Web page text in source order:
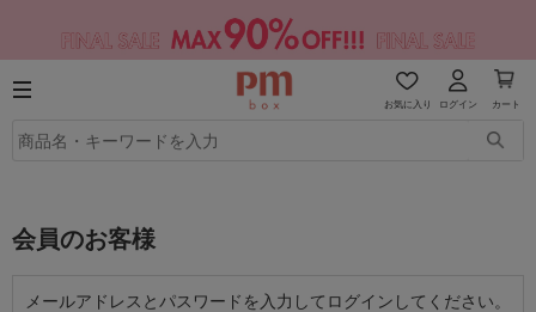
お気に入り ログイン カート
会員のお客様
メールアドレスとパスワードを入力してログインしてください。